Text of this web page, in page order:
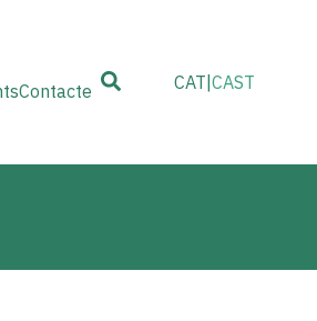
Contacte CAT CAST